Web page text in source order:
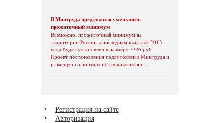
В Минтруда предложили уменьшить
прожиточный минимум
Возможно, прожиточный минимум на
территории России в последнем квартале 2013
года будет установлен в размере 7326 руб.
Проект постановления подготовлен в Минтруда и
размещен на портале по раскрытию ин ...
Регистрация на сайте
Авторизация